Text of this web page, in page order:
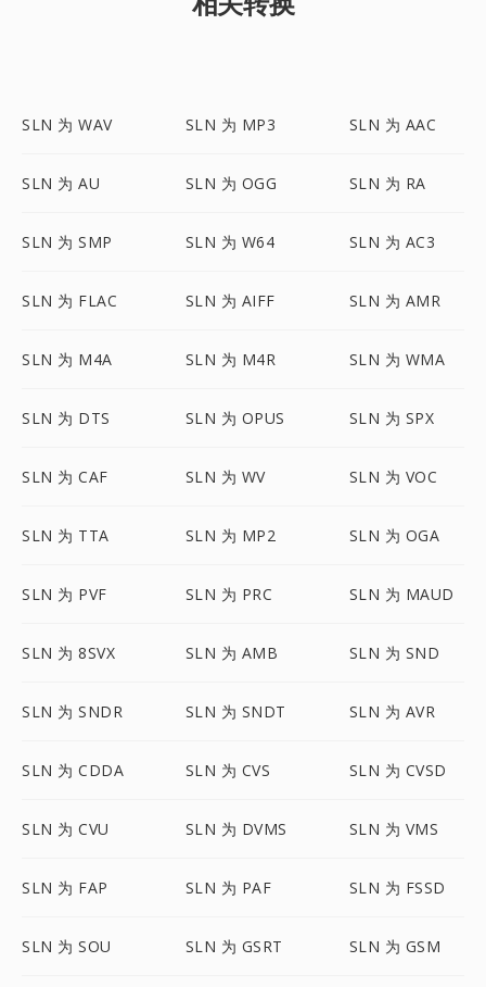
SLN 为 WAV SLN 为 MP3 SLN 为 AAC
SLN 为 AU SLN 为 OGG SLN 为 RA
SLN 为 SMP SLN 为 W64 SLN 为 AC3
SLN 为 FLAC SLN 为 AIFF SLN 为 AMR
SLN 为 M4A SLN 为 M4R SLN 为 WMA
SLN 为 DTS SLN 为 OPUS SLN 为 SPX
SLN 为 CAF SLN 为 WV SLN 为 VOC
SLN 为 TTA SLN 为 MP2 SLN 为 OGA
SLN 为 PVF SLN 为 PRC SLN 为 MAUD
SLN 为 8SVX SLN 为 AMB SLN 为 SND
SLN 为 SNDR SLN 为 SNDT SLN 为 AVR
SLN 为 CDDA SLN 为 CVS SLN 为 CVSD
SLN 为 CVU SLN 为 DVMS SLN 为 VMS
SLN 为 FAP SLN 为 PAF SLN 为 FSSD
SLN 为 SOU SLN 为 GSRT SLN 为 GSM